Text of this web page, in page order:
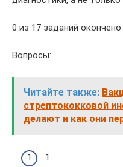
0 из 17 заданий окончено
Вопросы:
Читайте также:
стрептококковой
делают и как они
1